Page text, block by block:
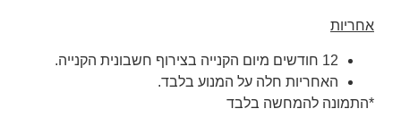
אחריות
12 חודשים מיום הקנייה בצירוף חשבונית הקנייה.
האחריות חלה על המנוע בלבד.
*התמונה להמחשה בלבד